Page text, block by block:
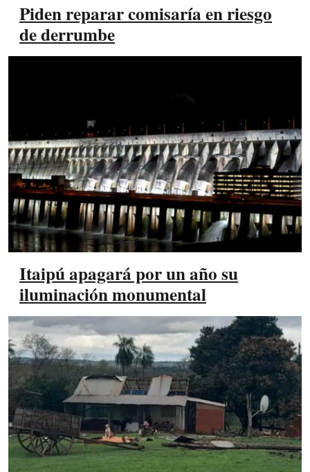
Piden reparar comisaría en riesgo
de derrumbe
Itaipú apagará por un año su
iluminación monumental